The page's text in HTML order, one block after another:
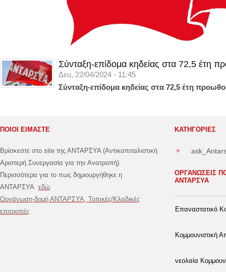
Σύνταξη-επίδομα κηδείας στα 72,5 έτη
Δευ, 22/04/2024 - 11:45
Σύνταξη-επίδομα κηδείας στα 72,5 έτη
ΠΟΙΟΙ ΕΙΜΑΣΤΕ
Βρίσκεστε στο site της ΑΝΤΑΡΣΥΑ (Αντικαπιταλιστική
Αριστερή Συνεργασία για την Ανατροπή).
Περισσότερα για το πως δημιουργήθηκε η
ΑΝΤΑΡΣΥΑ εδώ
Οργάνωση-δομή ΑΝΤΑΡΣΥΑ, Τοπικές/Κλαδικές
επιτροπές
ΚΑΤΗΓΟΡΊΕΣ
ΟΡΓΑΝΩΣΕΙΣ
ΑΝΤΑΡΣΥΑ
Επαναστατικό
Κομμουνιστική
νεολαία